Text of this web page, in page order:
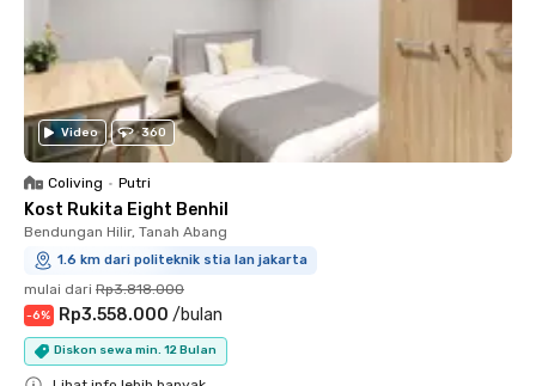
Video 360
Coliving • Putri
Kost Rukita Eight Benhil
Bendungan Hilir, Tanah Abang
1.6 km dari politeknik stia lan jakarta
mulai dari Rp3.818.000
-6% Rp3.558.000 /bulan
Diskon sewa min. 12 Bulan